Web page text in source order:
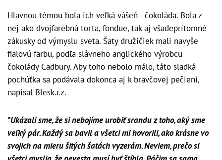
Hlavnou témou bola ich veľká vášeň - čokoláda. Bola z
nej ako dvojfarebná torta, fondue, tak aj všadeprítomné
zákusky od výmyslu sveta. Šaty družičiek mali navyše
fialovú farbu, podľa slávneho anglického výrobcu
čokolády Cadbury. Aby toho nebolo málo, táto sladká
pochúťka sa podávala dokonca aj k bravčovej pečieni,
napísal Blesk.cz.
"Ukázali sme, že si nebojíme urobiť srandu z toho, aký sme
veľký pár. Každý sa bavil a všetci mi hovorili, ako krásne vo
svojich na mieru šitých šatách vyzerám. Neviem, prečo si